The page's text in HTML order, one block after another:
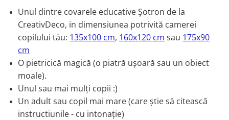
Unul dintre covarele educative Șotron de la
CreativDeco, in dimensiunea potrivită camerei
copilului tău: 135x100 cm, 160x120 cm sau 175x90
cm
O pietricică magică (o piatră ușoară sau un obiect
moale).
Unul sau mai mulți copii :)
Un adult sau copil mai mare (care știe să citească
instructiunile - cu intonație)